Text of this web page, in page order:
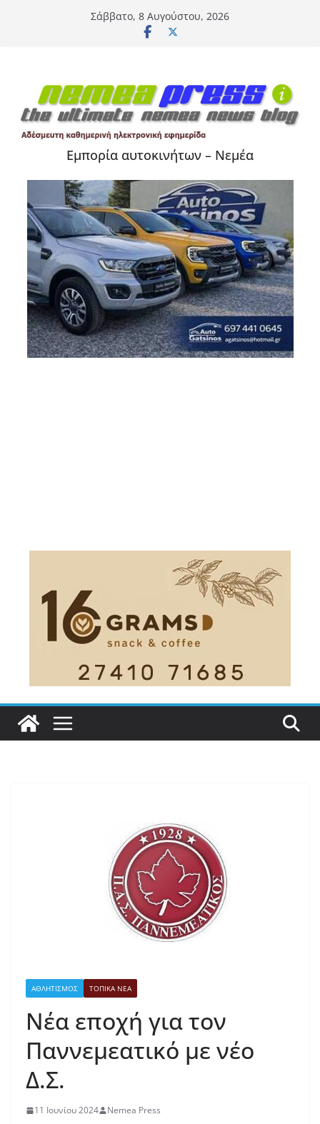
Σάββατο, 8 Αυγούστου, 2026
Εμπορία αυτοκινήτων – Νεμέα
ΑΘΛΗΤΙΣΜΟΣ ΤΟΠΙΚΑ ΝΕΑ
Νέα εποχή για τον
Παννεμεατικό με νέο
Δ.Σ.
11 Ιουνίου 2024 Nemea Press